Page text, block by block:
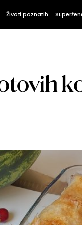
Životi poznatih